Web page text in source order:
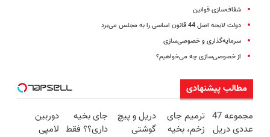
شفاف‌سازی قوانین
دولت لایحه اصل 44 قانون اساسی را به مجلس می‌برد
سرمایه‌گذاری و خصوصی‌سازی
از خصوصی‌سازی چه می‌خواهیم؟
مطالب پیشنهادی
مجموعه 47
عددی دریل
ترمیم جای
زخم، بخیه
دریل و پیچ
گوشتی
جای بخیه
داری؟؟ فقط
دوربین
لامپی